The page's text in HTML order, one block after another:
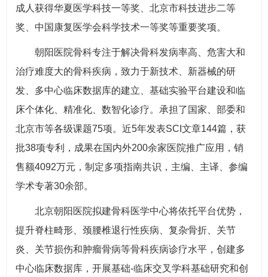
成人获得华夏医学科技一等奖、北京市科技进步二等
奖、中国康复医学会科学技术一等奖等重要奖项。
朝阳医院骨科专注于解决骨科发病率高、危害大和
治疗难度大的骨科疾病，致力于新技术、新器械的研
发、多中心临床数据库的建立、基础实验平台建设和临
床个体化、精准化、数智化诊疗。承担了国家、部委和
北京市等各级课题75项。近5年发表SCI文章144篇，获
批38项专利，成果在国内外200余家医院推广应用，销
售额4092万元，制定多项指南共识，主编、主译、参编
学术专著30余部。
北京朝阳医院拟建骨科医学中心将依托平台优势，
提升脊柱畸形、颈腰椎退行性疾病、复杂骨折、关节
炎、关节损伤和肿瘤骨病等骨科疾病诊疗水平，创建多
中心临床数据库，开展基础-临床交叉学科基础研究和创